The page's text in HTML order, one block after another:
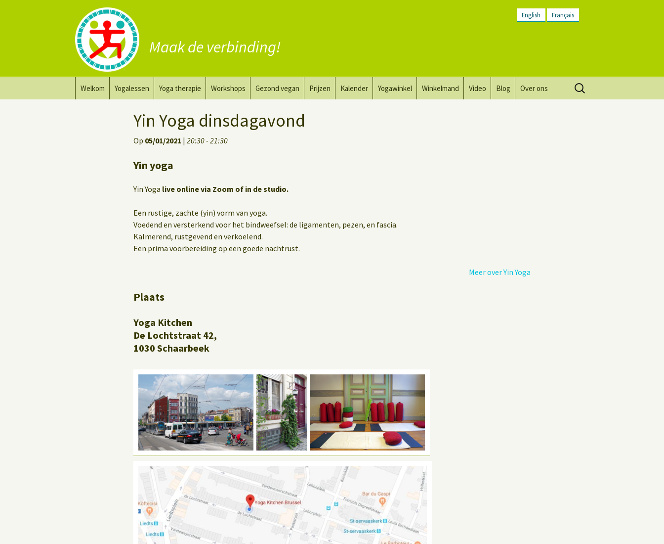
English Français
Maak de verbinding!
Welkom Yogalessen
Prana Yoga Flow Basic
Yoga op het werk
Yoga therapie
Yoga voor heling
Workshops
Naaktyoga voor mannen
Gezond vegan
Vervang zuivel
Prijzen Kalender Yogawinkel Winkelmand Video Blog Over ons
Zoeken
naar:
Yin Yoga dinsdagavond
Op 05/01/2021 | 20:30 - 21:30
Yin yoga
Yin Yoga live online via Zoom of in de studio.
Een rustige, zachte (yin) vorm van yoga.
Voedend en versterkend voor het bindweefsel: de ligamenten, pezen, en fascia.
Kalmerend, rustgevend en verkoelend.
Een prima voorbereiding op een goede nachtrust.
Meer over Yin Yoga
Plaats
Yoga Kitchen
De Lochtstraat 42,
1030 Schaarbeek